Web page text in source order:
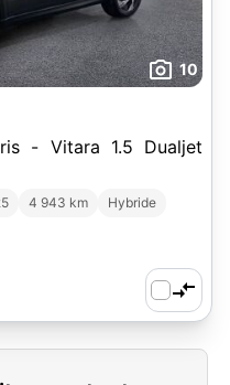
10
- Vitara 1.5 Dualjet
4 943 km
Hybride